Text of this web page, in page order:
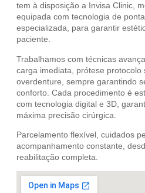
tem à disposição a Invisa Clinic,
equipada com tecnologia de
especializada, para garantir
paciente.
Trabalhamos com técnicas
carga imediata, prótese protocolo
overdenture, sempre garantindo
conforto. Cada procedimento é
com tecnologia digital e 3D,
máxima precisão cirúrgica.
Parcelamento flexível, cuidados
acompanhamento constante,
reabilitação completa.